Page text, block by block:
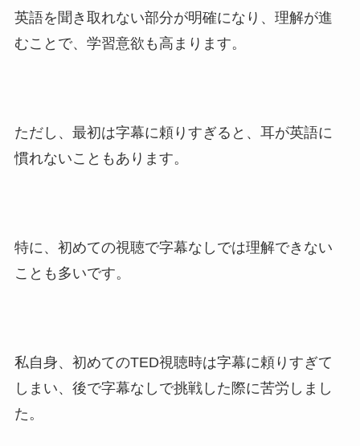
英語を聞き取れない部分が明確になり、理解が進
むことで、学習意欲も高まります。
ただし、最初は字幕に頼りすぎると、耳が英語に
慣れないこともあります。
特に、初めての視聴で字幕なしでは理解できない
ことも多いです。
私自身、初めてのTED視聴時は字幕に頼りすぎて
しまい、後で字幕なしで挑戦した際に苦労しまし
た。